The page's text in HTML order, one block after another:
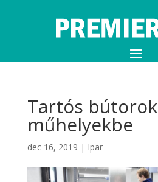
Tartós bútorok
műhelyekbe
dec 16, 2019 | Ipar